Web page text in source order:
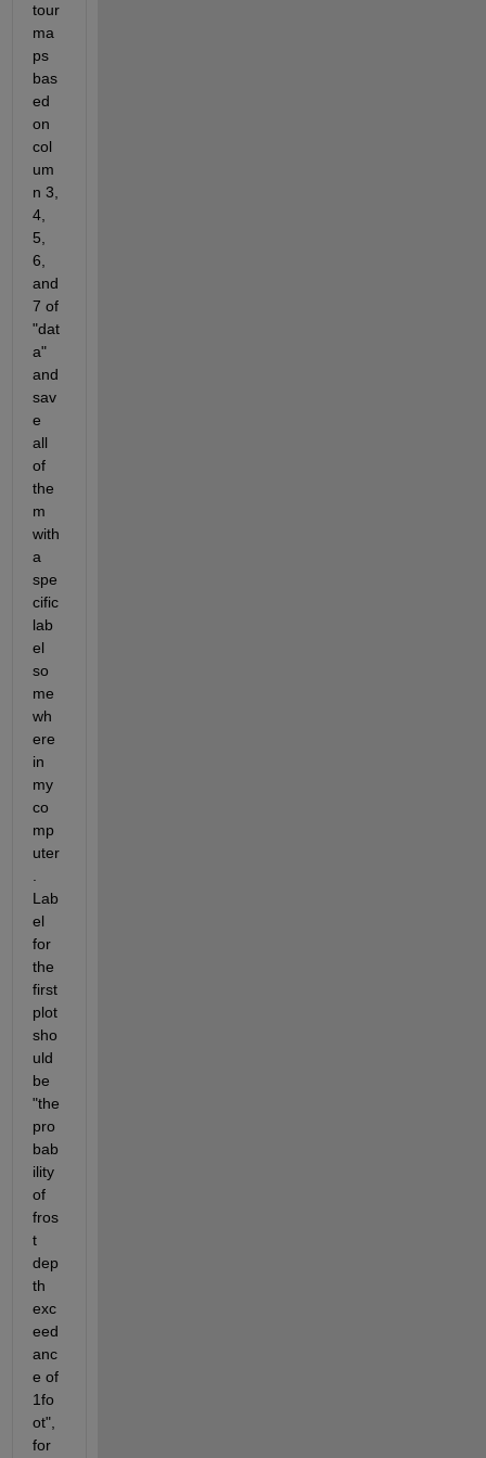
tour
ma
ps
bas
ed
on
col
um
n 3,
4,
5,
6,
and
7 of
"dat
a"
and
sav
e
all
of
the
m
with
a
spe
cific
lab
el
so
me
wh
ere
in
my
co
mp
uter
Lab
el
for
the
first
plot
sho
uld
be
"the
pro
bab
ility
of
fros
t
dep
th
exc
eed
anc
e of
1fo
ot",
for